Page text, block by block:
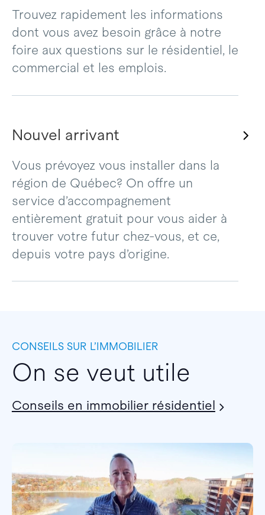
Trouvez rapidement les informations
dont vous avez besoin grâce à notre
foire aux questions sur le résidentiel, le
commercial et les emplois.
Nouvel arrivant
Vous prévoyez vous installer dans la
région de Québec? On offre un
service d’accompagnement
entièrement gratuit pour vous aider à
trouver votre futur chez-vous, et ce,
depuis votre pays d’origine.
CONSEILS SUR L’IMMOBILIER
On se veut utile
Conseils en immobilier résidentiel